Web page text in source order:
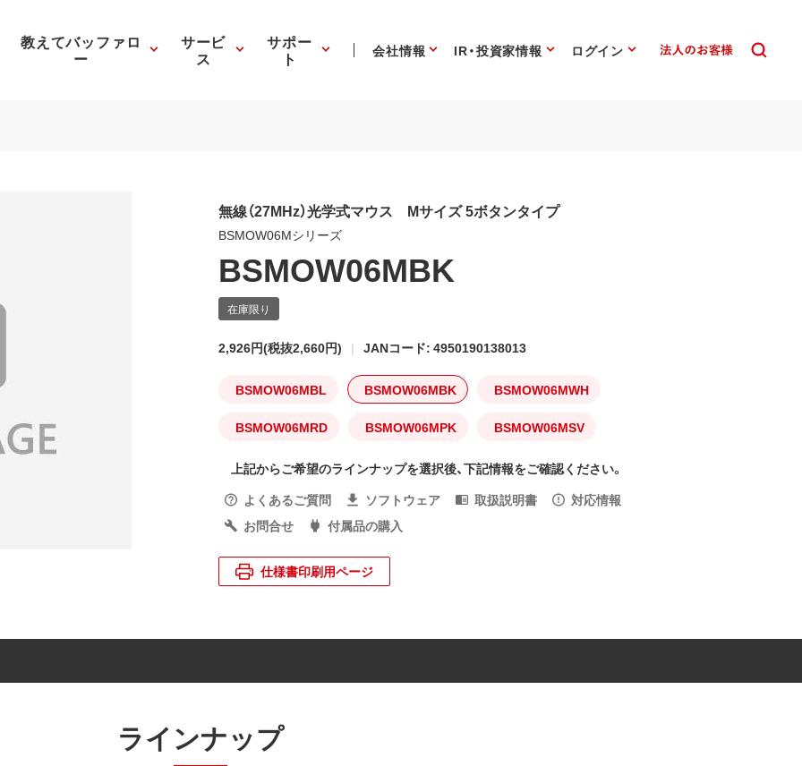
教えてバッファロ
ー
サービ
ス
サポー
ト 会社情報 IR・投資家情報 ログイン
無線（27MHz）光学式マウス Mサイズ 5ボタンタイプ
BSMOW06Mシリーズ
BSMOW06MBK
2,926円(税抜2,660円) JANコード: 4950190138013
BSMOW06MBL BSMOW06MBK BSMOW06MWH
BSMOW06MRD BSMOW06MPK BSMOW06MSV
上記からご希望のラインナップを選択後、下記情報をご確認ください。
よくあるご質問
ソフトウェア 取扱説明書
対応情報
お問合せ
付属品の購入
仕様書印刷用ページ
ラインナップ